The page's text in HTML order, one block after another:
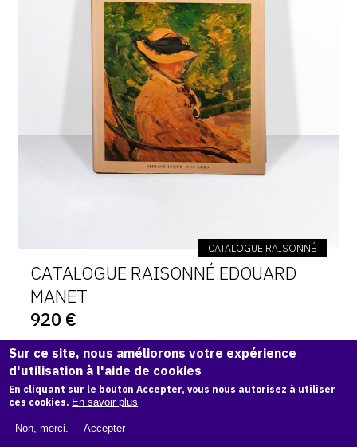
CATALOGUE RAISONNÉ
CATALOGUE RAISONNÉ EDOUARD
MANET
920 €
Sur ce site, nous améliorons votre expérience
d'utilisation à l'aide de cookies
En cliquant sur le bouton Accepter, vous nous autorisez à utiliser
ces cookies. En savoir plus
Non, merci. Accepter